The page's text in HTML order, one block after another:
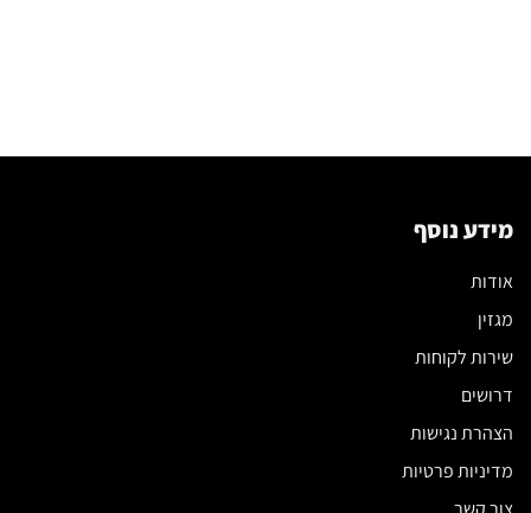
מידע נוסף
אודות
מגזין
שירות לקוחות
דרושים
הצהרת נגישות
מדיניות פרטיות